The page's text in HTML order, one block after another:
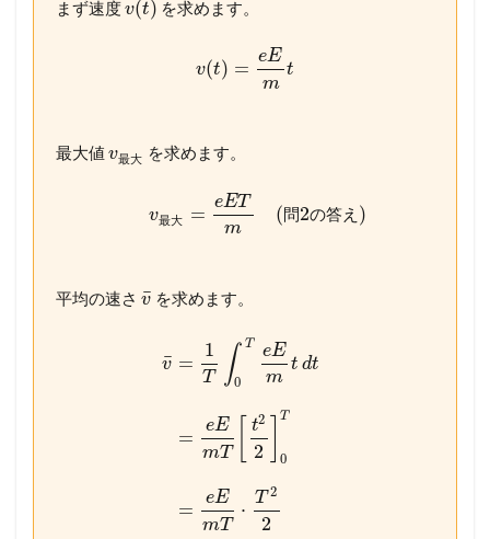
まず速度v(t) を求めます。
v(t) =
eE
m
t
最大値 v最大 を求めます。
v最大 =
eET
m
(問2の答え )
平均の速さ v
¯ を求めます。
v
¯ =
1
T ∫ T
0
eE
m
t dt
=
eE
mT
t2
2
T
0
=
eE
mT
⋅
T 2
2